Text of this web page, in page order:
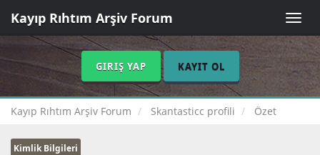
Toggle
Kayıp Rıhtım Arşiv Forum
GIRIŞ YAP KAYIT OL
Kayıp Rıhtım Arşiv Forum Skantasticc profili Özet
Kimlik Bilgileri